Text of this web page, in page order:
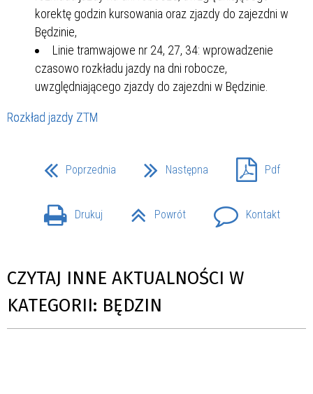
korektę godzin kursowania oraz zjazdy do zajezdni w
Będzinie,
Linie tramwajowe nr 24, 27, 34: wprowadzenie
czasowo rozkładu jazdy na dni robocze,
uwzględniającego zjazdy do zajezdni w Będzinie.
Rozkład jazdy ZTM
Poprzednia Następna Pdf
Drukuj Powrót Kontakt
CZYTAJ INNE AKTUALNOŚCI W
KATEGORII: BĘDZIN